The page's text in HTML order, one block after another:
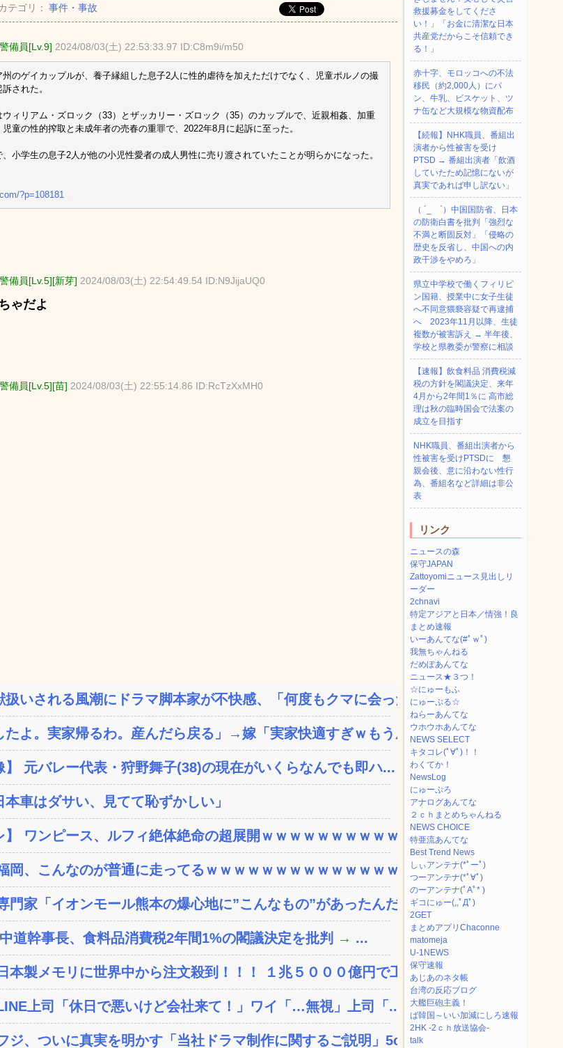
テゴリ： 事件・事故
備員[Lv.9] 2024/08/03(土) 22:53:33.97 ID:C8m9i/m50
のゲイカップルが、養子縁組した息子2人に性的虐待を加えただけでなく、児童ポルノの撮
された。
ィリアム・ズロック（33）とザッカリー・ズロック（35）のカップルで、近親相姦、加重
童の性的搾取と未成年者の売春の重罪で、2022年8月に起訴に至った。
小学生の息子2人が他の小児性愛者の成人男性に売り渡されていたことが明らかになった。
?p=108181
備員[Lv.5][新芽] 2024/08/03(土) 22:54:49.54 ID:N9JijaUQ0
ゃだよ
備員[Lv.5][苗] 2024/08/03(土) 22:55:14.86 ID:RcTzXxMH0
扱いされる風潮にドラマ脚本家が不快感、「何度もクマに会ったこ...
たよ。実家帰るわ。産んだら戻る」→嫁「実家快適すぎｗもう戻り...
】 元バレー代表・狩野舞子(38)の現在がいくらなんでも即ハ...
車はダサい、見てて恥ずかしい」
】 ワンピース、ルフィ絶体絶命の超展開ｗｗｗｗｗｗｗｗｗｗｗ...
岡、こんなのが普通に走ってるｗｗｗｗｗｗｗｗｗｗｗｗｗｗｗ...
門家「イオンモール熊本の爆心地に”こんなもの”があったんだ...
中道幹事長、食料品消費税2年間1%の閣議決定を批判 → ...
本製メモリに世界中から注文殺到！！！ １兆５０００億円で工...
上司「休日で悪いけど会社来て！」ワイ「…無視」上司「...
ジ、ついに真実を明かす「当社ドラマ制作に関するご説明」5c...
救援募金をしてくださ
い！」「お金に清潔な日本
共産党だからこそ信頼でき
る！」
赤十字、モロッコへの不法
移民（約2,000人）にパ
ン、牛乳、ビスケット、ツ
ナ缶など大規模な物資配布
【続報】NHK職員、番組出
演者から性被害を受け
PTSD → 番組出演者「飲酒
していたため記憶にないが
真実であれば申し訳ない」
（ ´_ゝ`）中国国防省、日本
の防衛白書を批判「強烈な
不満と断固反対」「侵略の
歴史を反省し、中国への内
政干渉をやめろ」
県立中学校で働くフィリピ
ン国籍、授業中に女子生徒
へ不同意猥褻容疑で再逮捕
へ 2023年11月以降、生徒
複数が被害訴え → 半年後、
学校と県教委が警察に相談
【速報】飲食料品 消費税減
税の方針を閣議決定、来年
4月から2年間1％に 高市総
理は秋の臨時国会で法案の
成立を目指す
NHK職員、番組出演者から
性被害を受けPTSDに 懇
親会後、意に沿わない性行
為、番組名など詳細は非公
表
リンク
ニュースの森
保守JAPAN
Zattoyomiニュース見出しリ
ーダー
2chnavi
特定アジアと日本／情強！良
まとめ速報
いーあんてな(#ﾟｗﾟ)
我無ちゃんねる
だめぽあんてな
ニュース★３つ！
☆にゅーもふ
にゅーぷる☆
ねらーあんてな
ウホウホあんてな
NEWS SELECT
キタコレ(ﾟ∀ﾟ)！！
わくてか！
NewsLog
にゅーぷろ
アナログあんてな
２ｃｈまとめちゃんねる
NEWS CHOICE
特亜流あんてな
Best Trend News
しぃアンテナ(*ﾟーﾟ)
つーアンテナ(*ﾟ∀ﾟ)
のーアンテナ(ﾟAﾟ* )
ギコにゅー(,,ﾟДﾟ)
2GET
まとめアプリChaconne
matomeja
U-1NEWS
保守速報
あじあのネタ帳
台湾の反応ブログ
大艦巨砲主義！
ば韓国～いい加減にしろ速報
2HK -2ｃｈ放送協会-
talk